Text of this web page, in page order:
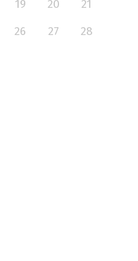
19 20
21
26 27
28